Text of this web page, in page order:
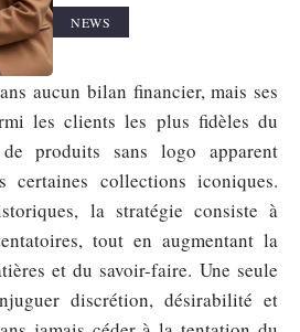
NEWS
aucun bilan financier, mais ses
les clients les plus fidèles du
produits sans logo apparent
certaines collections iconiques.
la stratégie consiste à
tout en augmentant la
et du savoir-faire. Une seule
discrétion, désirabilité et